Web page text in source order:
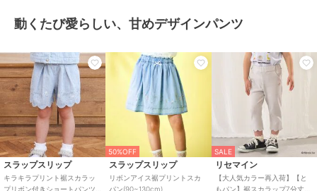
動くたび愛らしい、甘めデザインパンツ
スラップスリップ
キラキラプリント裾スカラッ
プリボン付きショートパンツ
50%OFF
スラップスリップ
リボンアイス裾プリントスカ
パン(90~130cm)
SALE
リセマイン
【大人気カラー再入荷】【と
もパン】裾スカラップ7分丈カ